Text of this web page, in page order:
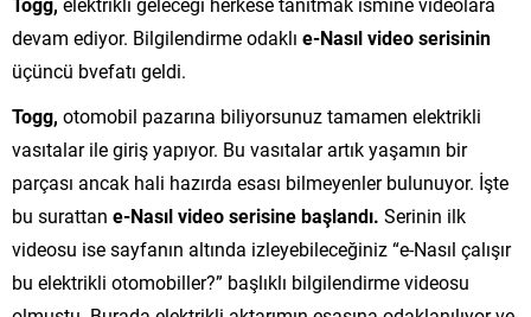
devam ediyor. Bilgilendirme odaklı e-Nasıl video serisinin
üçüncü bvefatı geldi.
Togg, otomobil pazarına biliyorsunuz tamamen elektrikli
vasıtalar ile giriş yapıyor. Bu vasıtalar artık yaşamın bir
parçası ancak hali hazırda esası bilmeyenler bulunuyor. İşte
bu surattan e-Nasıl video serisine başlandı. Serinin ilk
videosu ise sayfanın altında izleyebileceğiniz “e-Nasıl çalışır
bu elektrikli otomobiller?” başlıklı bilgilendirme videosu